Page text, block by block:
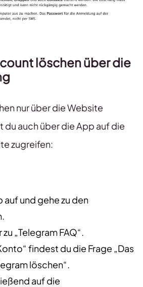
löschen über die
nur über die Website
du auch über die App auf die
zugreifen:
auf und gehe zu den
„Telegram FAQ“.
findest du die Frage „Das
löschen“.
auf die